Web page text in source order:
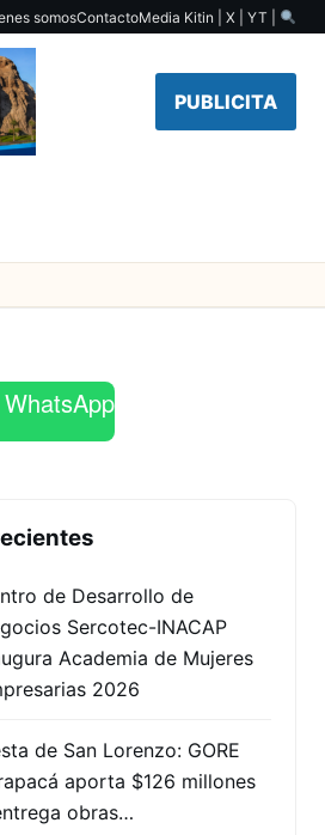
somosContactoMedia Kitin | X | YT |
PUBLICITA
de Desarrollo de
Sercotec-INACAP
Academia de Mujeres
2026
de San Lorenzo: GORE
aporta $126 millones
obras…